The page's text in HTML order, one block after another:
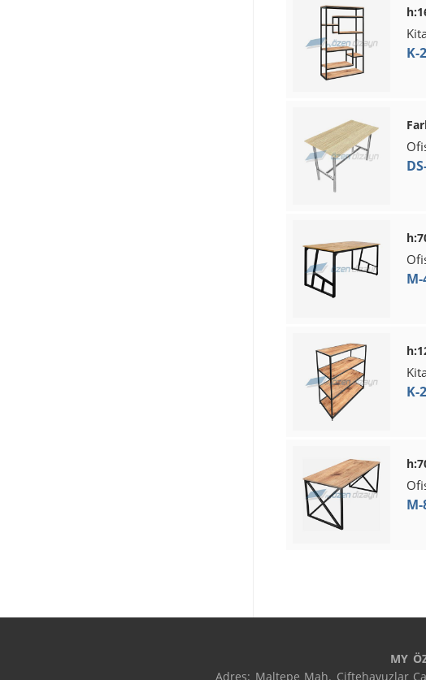
K-
K-
MY
Adres: Maltepe Mah. Çiftehavuzlar